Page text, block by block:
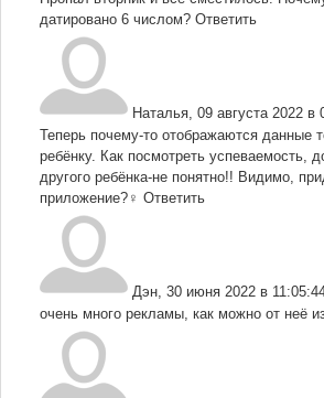
датировано 6 числом? Ответить
Наталья, 09 августа 2022 в
Теперь почему-то отображаются данные
ребёнку. Как посмотреть успеваемость,
другого ребёнка-не понятно!! Видимо,
приложение?‍♀️ Ответить
Дэн, 30 июня 2022 в
очень много рекламы, как можно от неё